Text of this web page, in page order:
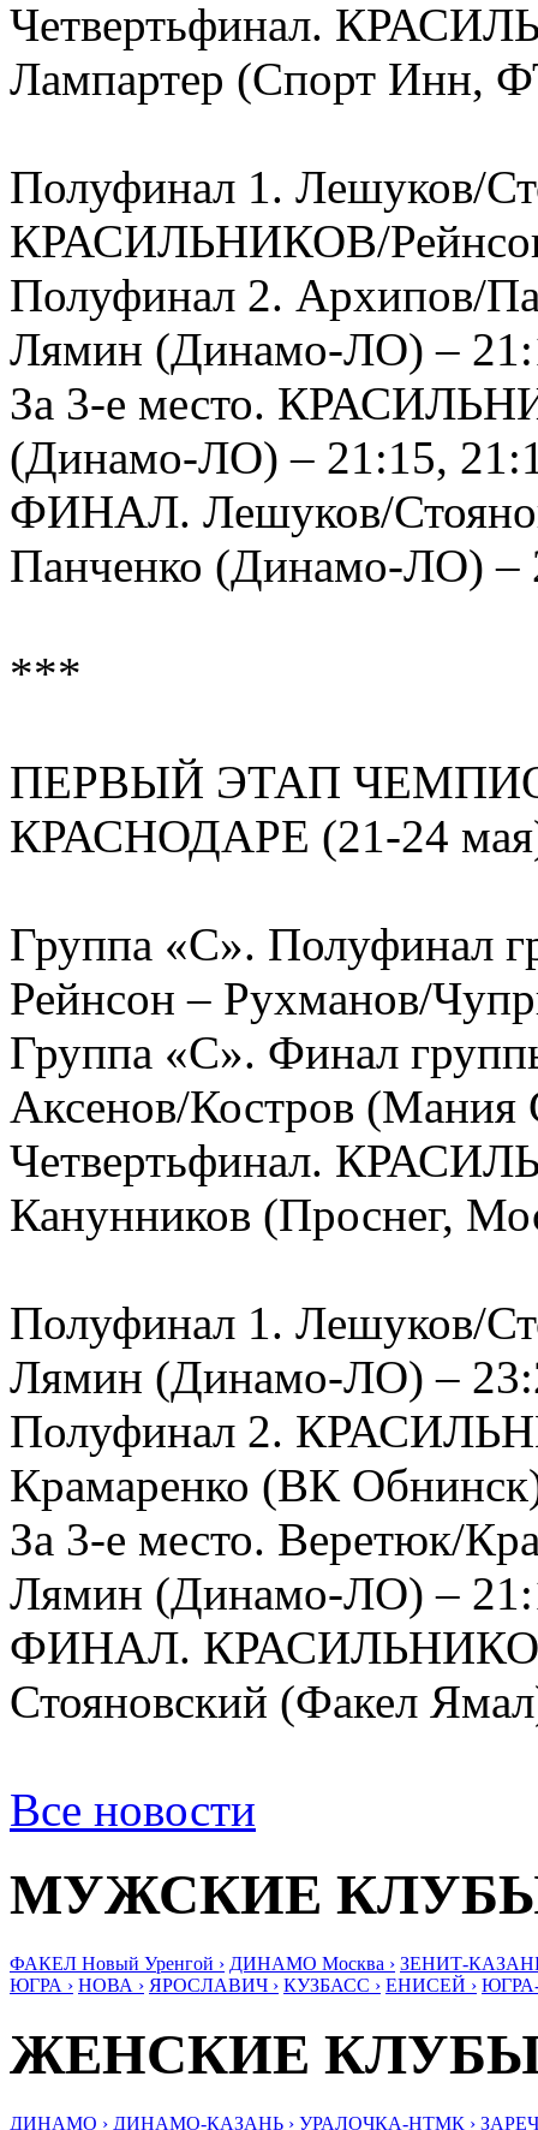
Четвертьфинал.
Лампартер (Спорт Инн,
Полуфинал 1. Лешуков/
КРАСИЛЬНИКОВ/
Полуфинал 2. Архипов/
Лямин (Динамо-ЛО) –
За 3-е место.
(Динамо-ЛО) – 21:15,
ФИНАЛ. Лешуков/
Панченко (Динамо-ЛО) –
***
ПЕРВЫЙ ЭТАП
КРАСНОДАРЕ (21-24
Группа «С».
Рейнсон – Рухманов/
Группа «С». Финал
Аксенов/Костров
Четвертьфинал.
Канунников (Проснег,
Полуфинал 1. Лешуков/
Лямин (Динамо-ЛО) –
Полуфинал 2.
Крамаренко (ВК
За 3-е место. Веретюк/
Лямин (Динамо-ЛО) –
ФИНАЛ.
Стояновский (Факел
Все новости
МУЖСКИЕ
ФАКЕЛ Новый Уренгой › ДИНАМО Москва › ЗЕНИТ-
ЮГРА › НОВА › ЯРОСЛАВИЧ › КУЗБАСС › ЕНИСЕЙ ›
ЖЕНСКИЕ
ДИНАМО › ДИНАМО-КАЗАНЬ › УРАЛОЧКА-НТМК ›